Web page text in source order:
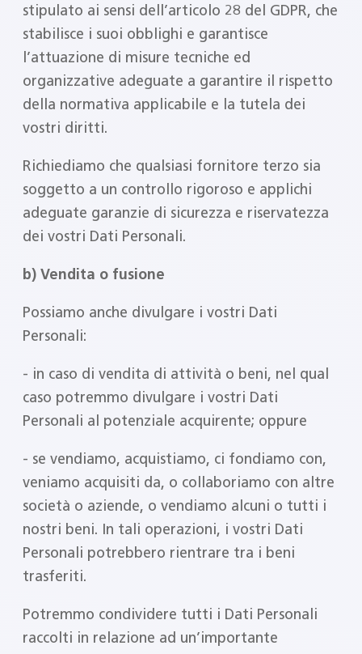
stipulato ai sensi dell’articolo 28 del GDPR, che
stabilisce i suoi obblighi e garantisce
l’attuazione di misure tecniche ed
organizzative adeguate a garantire il rispetto
della normativa applicabile e la tutela dei
vostri diritti.
Richiediamo che qualsiasi fornitore terzo sia
soggetto a un controllo rigoroso e applichi
adeguate garanzie di sicurezza e riservatezza
dei vostri Dati Personali.
b) Vendita o fusione
Possiamo anche divulgare i vostri Dati
Personali:
‐ in caso di vendita di attività o beni, nel qual
caso potremmo divulgare i vostri Dati
Personali al potenziale acquirente; oppure
‐ se vendiamo, acquistiamo, ci fondiamo con,
veniamo acquisiti da, o collaboriamo con altre
società o aziende, o vendiamo alcuni o tutti i
nostri beni. In tali operazioni, i vostri Dati
Personali potrebbero rientrare tra i beni
trasferiti.
Potremmo condividere tutti i Dati Personali
raccolti in relazione ad un’importante